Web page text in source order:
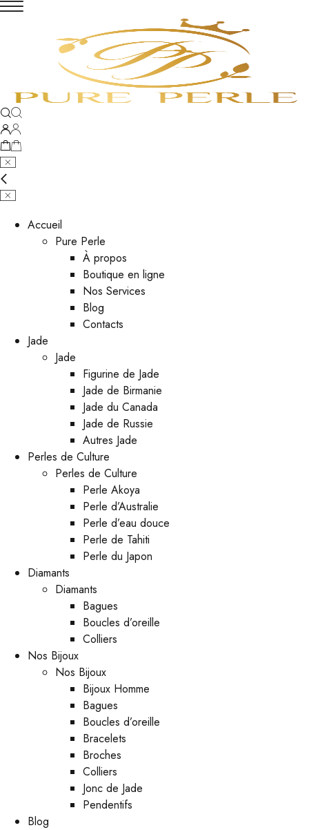
Accueil
Pure Perle
À propos
Boutique en ligne
Nos Services
Blog
Contacts
Jade
Jade
Figurine de Jade
Jade de Birmanie
Jade du Canada
Jade de Russie
Autres Jade
Perles de Culture
Perles de Culture
Perle Akoya
Perle d’Australie
Perle d’eau douce
Perle de Tahiti
Perle du Japon
Diamants
Diamants
Bagues
Boucles d’oreille
Colliers
Nos Bijoux
Nos Bijoux
Bijoux Homme
Bagues
Boucles d’oreille
Bracelets
Broches
Colliers
Jonc de Jade
Pendentifs
Blog